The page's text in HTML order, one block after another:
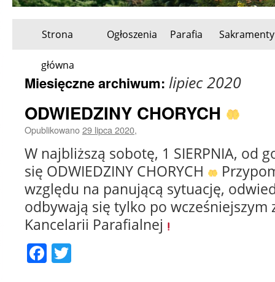
Przeskocz
Strona
główna
Ogłoszenia Parafia Sakramenty
Miesięczne archiwum: lipiec 2020
ODWIEDZINY CHORYCH
Opublikowano29 lipca 2020,
W najbliższą sobotę, 1 SIERPNIA, od
się ODWIEDZINY CHORYCH
względu na panującą sytuację,
odbywają się tylko po wcześniejszym
Kancelarii Parafialnej
Facebook